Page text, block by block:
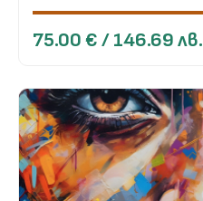
75.00 € / 146.69 лв.